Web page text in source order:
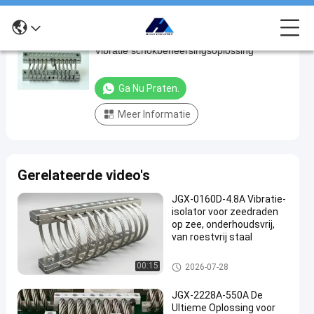
JGX-
0320
Compact
draadtouwisolator
Trillingsisolator
draadkabel
2025-
Deel
#
Trillingsdemper
#
Demping
isolatie
JGX-0320 Compact draadtouwisolator
Vibratie schokbeheersingsoplossing
Ga Nu Praten.
Meer Informatie
Gerelateerde video's
00:15
JGX-0160D-4.8A Vibratie-
isolator voor zeedraden
op zee, onderhoudsvrij,
van roestvrij staal
De Trillingsisolator van de dra
adkabel
2026-07-28
JGX-2228A-550A De
Ultieme Oplossing voor